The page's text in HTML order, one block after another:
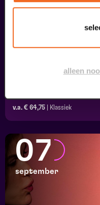
alleen
FilmMuziek
v.a. € 64,75
Klassiek
07
september